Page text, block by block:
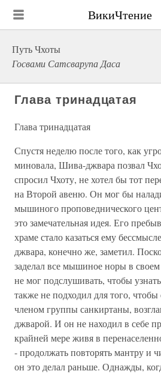
ВикиЧтение
Путь Чхоты
Госвами Сатсварупа Даса
Глава тринадцатая
Глава тринадцатая
Спустя неделю после того, как
миновала, Шива-джвара позвал
спросил Чхоту, не хотел бы тот
на Второй авеню. Он мог бы
мышиного проповеднического
это замечательная идея. Его
храме стало казаться ему
джвара, конечно же, заметил.
заделал все мышиное норы в
не мог подслушивать, чтобы
также не подходил для того,
членом группы санкиртаны,
джварой. И он не находил в себе
крайней мере живя в
- продолжать повторять мантру и
он это делал раньше. Однажды,